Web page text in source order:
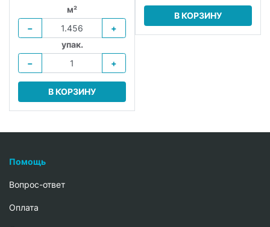
м²
−
+
упак.
−
+
В КОРЗИНУ
В КОРЗИНУ
Помощь
Вопрос-ответ
Oплата